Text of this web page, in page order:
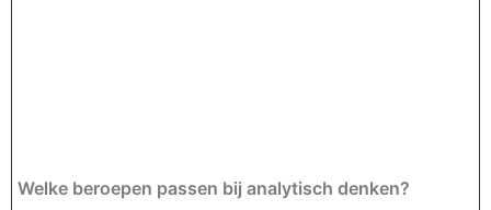
Welke beroepen passen bij analytisch denken?